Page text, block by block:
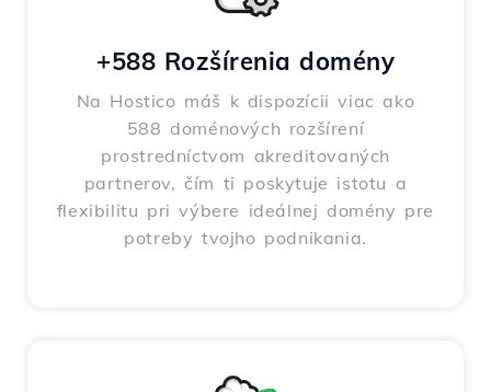
+588 Rozšírenia domény
Na Hostico máš k dispozícii viac ako
588 doménových rozšírení
prostredníctvom akreditovaných
partnerov, čím ti poskytuje istotu a
flexibilitu pri výbere ideálnej domény pre
potreby tvojho podnikania.